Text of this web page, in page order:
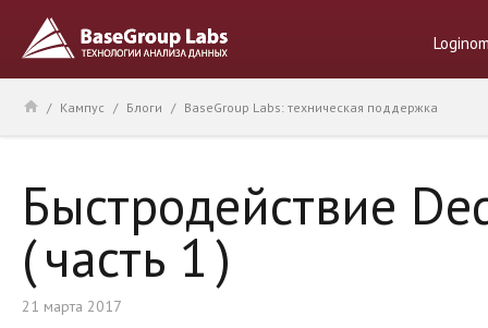
/ Кампус / Блоги / BaseGroup Labs: техническая поддержка
Быстродействие
( часть 1 )
21 марта 2017